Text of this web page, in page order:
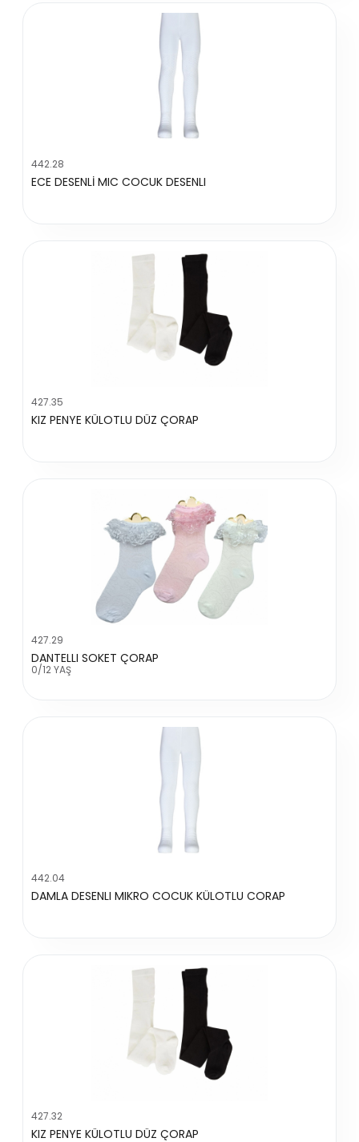
442.28
ECE DESENLİ MIC COCUK DESENLI
427.35
KIZ PENYE KÜLOTLU DÜZ ÇORAP
427.29
DANTELLI SOKET ÇORAP
0/12 YAŞ
442.04
DAMLA DESENLI MIKRO COCUK KÜLOTLU CORAP
427.32
KIZ PENYE KÜLOTLU DÜZ ÇORAP